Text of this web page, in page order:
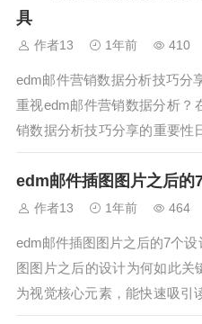
edm邮件营销技...
具
作者13 1年前 410
edm邮件营销数据分析技巧分
重视edm邮件营销数据分析？
销数据分析技巧分享的重要性
据，才能了解用户行为，优
率。本文将详细分享实用的数
具，帮助你实现科学化管...
edm邮件插图图片之后的
作者13 1年前 464
edm邮件插图图片之后的7个
图图片之后的设计为何如此关
为视觉核心元素，能快速吸引
图片展示后如何进行后续设计